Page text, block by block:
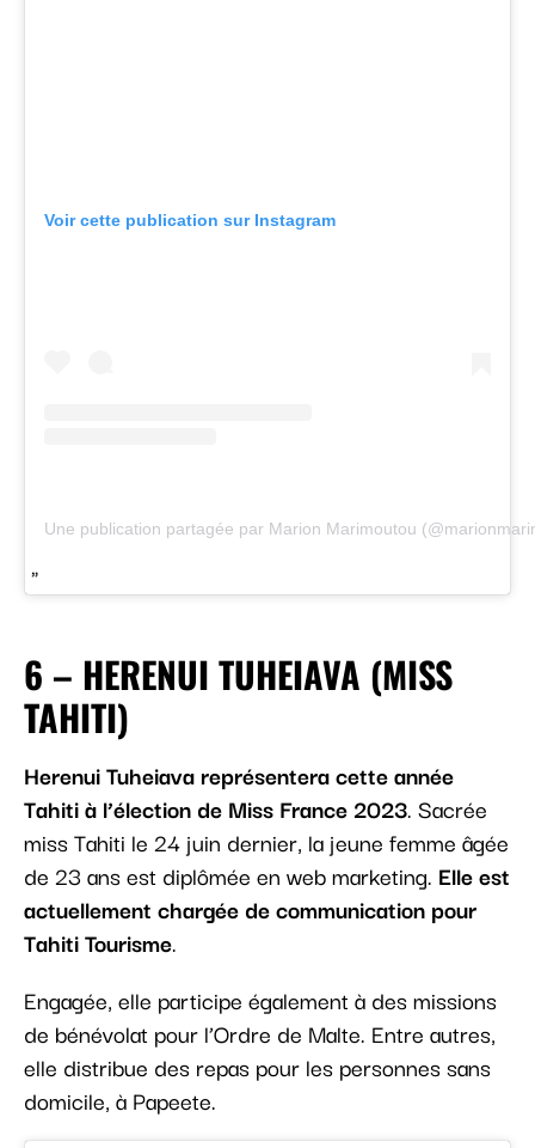
Voir cette publication sur Instagram
Une publication partagée par Marion Marimoutou
6 – HERENUI TUHEIAVA (MISS
TAHITI)
Herenui Tuheiava représentera cette année
Tahiti à l’élection de Miss France 2023. Sacrée
miss Tahiti le 24 juin dernier, la jeune femme âgée
de 23 ans est diplômée en web marketing. Elle est
actuellement chargée de communication pour
Tahiti Tourisme.
Engagée, elle participe également à des missions
de bénévolat pour l’Ordre de Malte. Entre autres,
elle distribue des repas pour les personnes sans
domicile, à Papeete.